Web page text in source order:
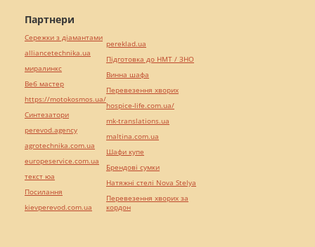
Партнери
Сережки з діамантами
alliancetechnika.ua
миралинкс
Веб мастер
https://motokosmos.ua/
Синтезатори
perevod.agency
agrotechnika.com.ua
europeservice.com.ua
текст юа
Посилання
kievperevod.com.ua
pereklad.ua
Підготовка до НМТ / ЗНО
Винна шафа
Перевезення хворих
hospice-life.com.ua/
mk-translations.ua
maltina.com.ua
Шафи купе
Брендові сумки
Натяжні стелі Nova Stelya
Перевезення хворих за
кордон